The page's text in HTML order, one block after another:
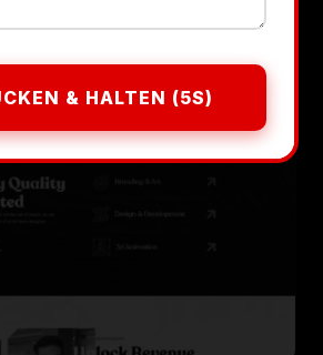
& HALTEN (5S)